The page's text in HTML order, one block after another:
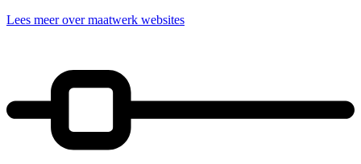
Lees meer over maatwerk websites